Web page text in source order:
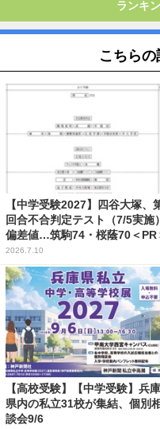
ランキ
こちら
【中学受験2027】四谷大塚、
回合不合判定テスト（7/5実施）
偏差値…筑駒74・桜蔭70＜PR
2026.7.10
【高校受験】【中学受験】兵庫
県内の私立31校が集結、個別
談会9/6